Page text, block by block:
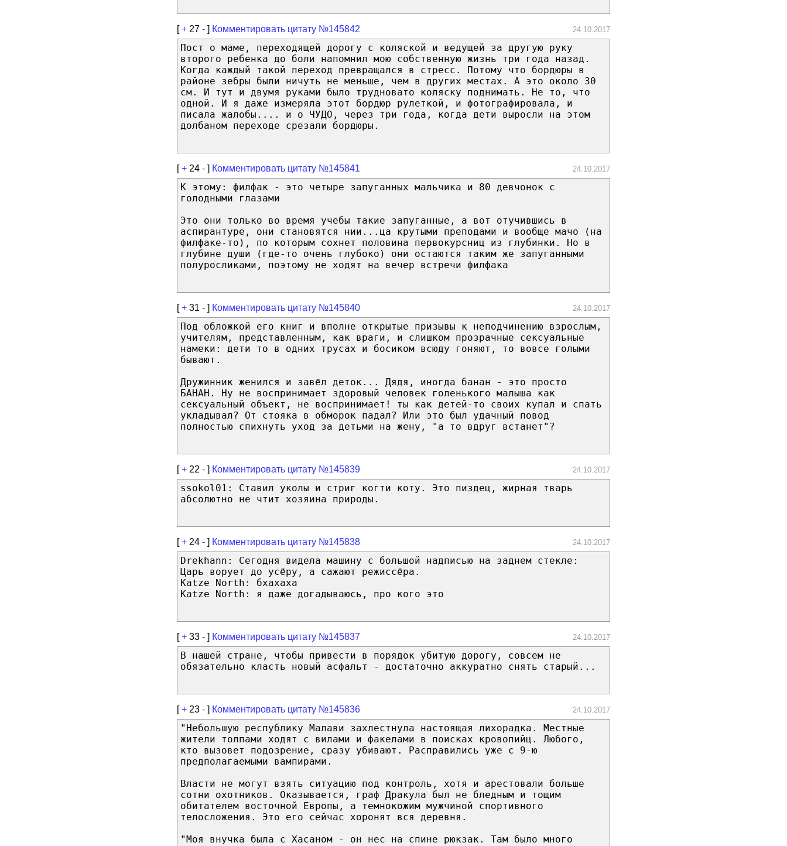
[+ 27 - ] Комментировать цитату №145842 24.10.2017
Пост о маме, переходящей дорогу с коляской и ведущей за другую руку
второго ребенка до боли напомнил мою собственную жизнь три года назад.
Когда каждый такой переход превращался в стресс. Потому что бордюры в
районе зебры были ничуть не меньше, чем в других местах. А это около 30
см. И тут и двумя руками было трудновато коляску поднимать. Не то, что
одной. И я даже измеряла этот бордюр рулеткой, и фотографировала, и
писала жалобы.... и о ЧУДО, через три года, когда дети выросли на этом
долбаном переходе срезали бордюры.
[+ 24 - ] Комментировать цитату №145841 24.10.2017
К этому: филфак - это четыре запуганных мальчика и 80 девчонок с
голодными глазами
Это они только во время учебы такие запуганные, а вот отучившись в
аспирантуре, они становятся нии...ца крутыми преподами и вообще мачо (на
филфаке-то), по которым сохнет половина первокурсниц из глубинки. Но в
глубине души (где-то очень глубоко) они остаются таким же запуганными
полуросликами, поэтому не ходят на вечер встречи филфака
[+ 31 - ] Комментировать цитату №145840 24.10.2017
Под обложкой его книг и вполне открытые призывы к неподчинению взрослым,
учителям, представленным, как враги, и слишком прозрачные сексуальные
намеки: дети то в одних трусах и босиком всюду гоняют, то вовсе голыми
бывают.
Дружинник женился и завёл деток... Дядя, иногда банан - это просто
БАНАН. Ну не воспринимает здоровый человек голенького малыша как
сексуальный объект, не воспринимает! ты как детей-то своих купал и спать
укладывал? От стояка в обморок падал? Или это был удачный повод
полностью спихнуть уход за детьми на жену, "а то вдруг встанет"?
[+ 22 - ] Комментировать цитату №145839 24.10.2017
ssokol01: Ставил уколы и стриг когти коту. Это пиздец, жирная тварь
абсолютно не чтит хозяина природы.
[+ 24 - ] Комментировать цитату №145838 24.10.2017
Drekhann: Сегодня видела машину с большой надписью на заднем стекле:
Царь ворует до усёру, а сажают режиссёра.
Katze North: бхахаха
Katze North: я даже догадываюсь, про кого это
[+ 33 - ] Комментировать цитату №145837 24.10.2017
В нашей стране, чтобы привести в порядок убитую дорогу, совсем не
обязательно класть новый асфальт - достаточно аккуратно снять старый...
[+ 23 - ] Комментировать цитату №145836 24.10.2017
"Небольшую республику Малави захлестнула настоящая лихорадка. Местные
жители толпами ходят с вилами и факелами в поисках кровопийц. Любого,
кто вызовет подозрение, сразу убивают. Расправились уже с 9-ю
предполагаемыми вампирами.
Власти не могут взять ситуацию под контроль, хотя и арестовали больше
сотни охотников. Оказывается, граф Дракула был не бледным и тощим
обитателем восточной Европы, а темнокожим мужчиной спортивного
телосложения. Это его сейчас хоронят вся деревня.
"Моя внучка была с Хасаном - он нес на спине рюкзак. Там было много